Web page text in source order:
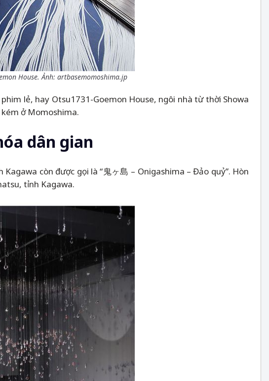
House. Ảnh: artbasemomoshima.jp
lẻ, hay Otsu1731-Goemon House, ngôi nhà từ thời Showa
ở Momoshima.
dân gian
còn được gọi là “鬼ヶ島 – Onigashima – Đảo quỷ”. Hòn
tỉnh Kagawa.